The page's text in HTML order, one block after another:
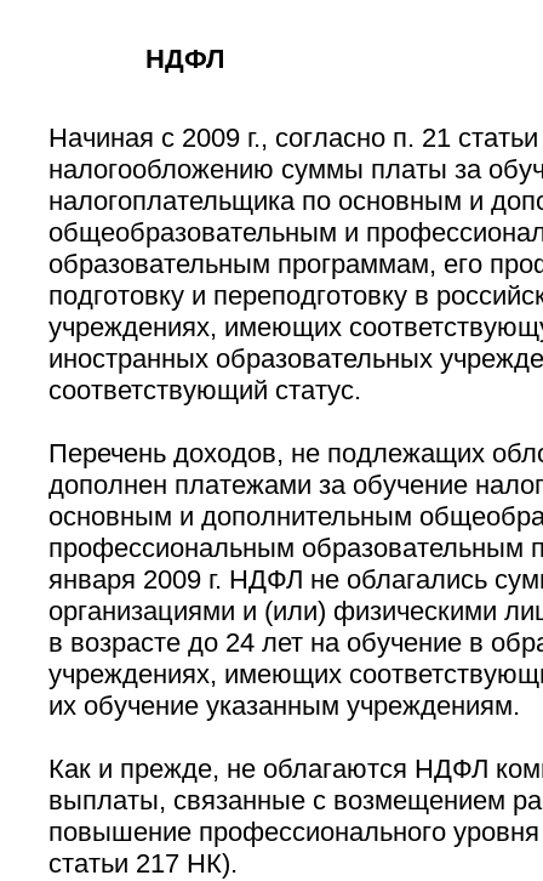
НДФЛ
Начиная с 2009 г., согласно п. 21
налогообложению суммы платы за
налогоплательщика по основным и
общеобразовательным и
образовательным программам, его
подготовку и переподготовку в
учреждениях, имеющих
иностранных образовательных
соответствующий статус.
Перечень доходов, не подлежащих
дополнен платежами за обучение
основным и дополнительным
профессиональным образовательным
января 2009 г. НДФЛ не облагались
организациями и (или) физическими
в возрасте до 24 лет на обучение в
учреждениях, имеющих
их обучение указанным учреждениям.
Как и прежде, не облагаются НДФЛ
выплаты, связанные с возмещением
повышение профессионального
статьи 217 НК).